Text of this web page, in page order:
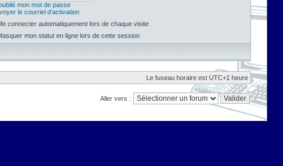
mon mot de passe
le courriel d’activation
connecter automatiquement lors de chaque visite
mon statut en ligne lors de cette session
Le fuseau horaire est UTC+1 heure
Aller vers :